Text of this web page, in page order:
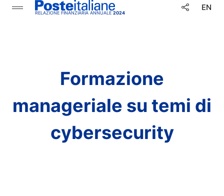
Salta
RELAZIONE FINANZIARIA ANNUALE 2024
EN
Formazione
manageriale su temi di
cybersecurity